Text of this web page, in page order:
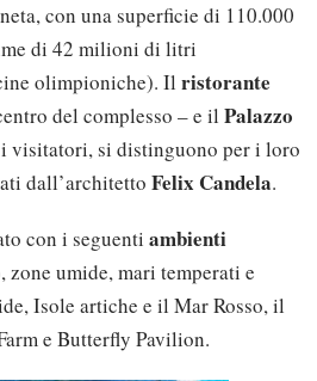
con una superficie di 110.000
di 42 milioni di litri
olimpioniche). Il ristorante
del complesso – e il Palazzo
visitatori, si distinguono per i loro
dall’architetto Felix Candela.
con i seguenti ambienti
zone umide, mari temperati e
Isole artiche e il Mar Rosso, il
e Butterfly Pavilion.